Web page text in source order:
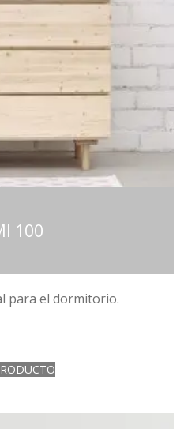
100
para el dormitorio.